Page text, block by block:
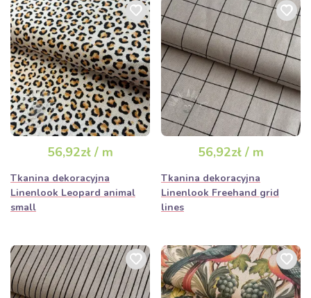
56,92zł / m
Tkanina dekoracyjna
Linenlook Leopard animal
small
56,92zł / m
Tkanina dekoracyjna
Linenlook Freehand grid
lines